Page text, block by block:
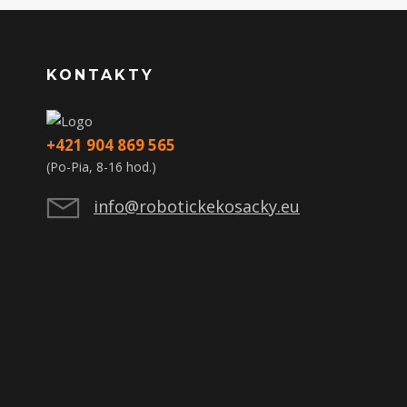
KONTAKTY
+421 904 869 565
(Po-Pia, 8-16 hod.)
info@robotickekosacky.eu